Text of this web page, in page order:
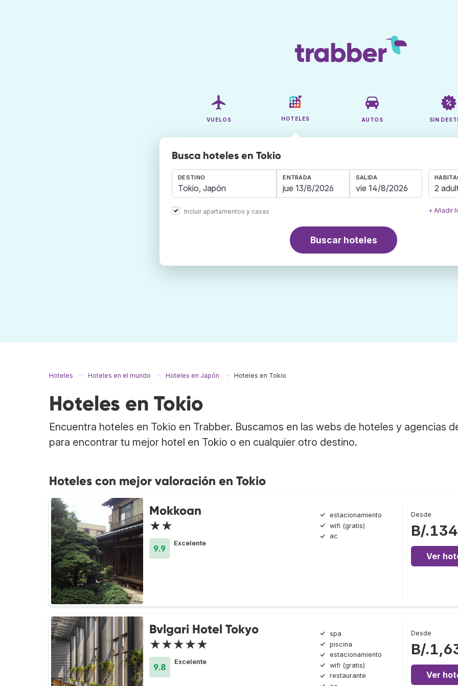
VUELOS HOTELES AUTOS SIN
Busca hoteles en Tokio
DESTINO
Incluir apartamentos y casas
ENTRADA SALIDA
2
+ Añadir
Buscar hoteles
Hoteles Hoteles en el mundo Hoteles en Japón Hoteles en Tokio
Hoteles en Tokio
Encuentra hoteles en Tokio en Trabber. Buscamos en las webs de hoteles y agencias
para encontrar tu mejor hotel en Tokio o en cualquier otro destino.
Hoteles con mejor valoración en Tokio
Mokkoan
★★
9.9
Excelente
estacionamiento
wifi (gratis)
ac
Desde
B/.134
Ver
Bvlgari Hotel Tokyo
★★★★★
9.8
Excelente
spa
piscina
estacionamiento
wifi (gratis)
restaurante
Desde
B/
Ver